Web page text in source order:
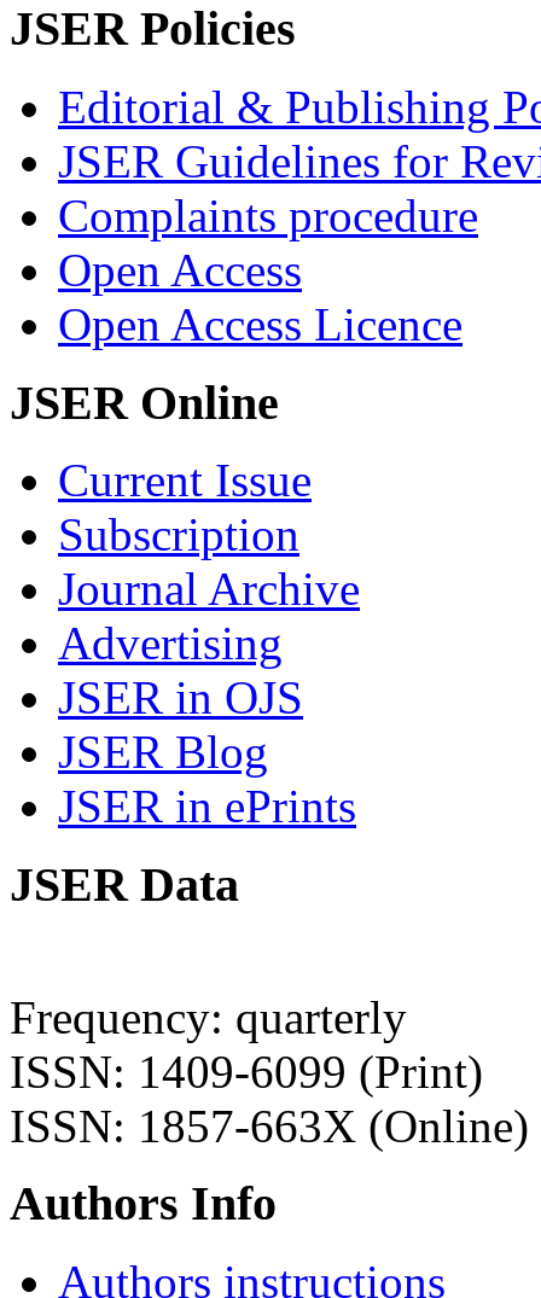
JSER Policies
Editorial & Publishing
JSER Guidelines for
Complaints procedure
Open Access
Open Access Licence
JSER Online
Current Issue
Subscription
Journal Archive
Advertising
JSER in OJS
JSER Blog
JSER in ePrints
JSER Data
Frequency: quarterly
ISSN: 1409-6099 (Print)
ISSN: 1857-663X (Online)
Authors Info
Authors instructions